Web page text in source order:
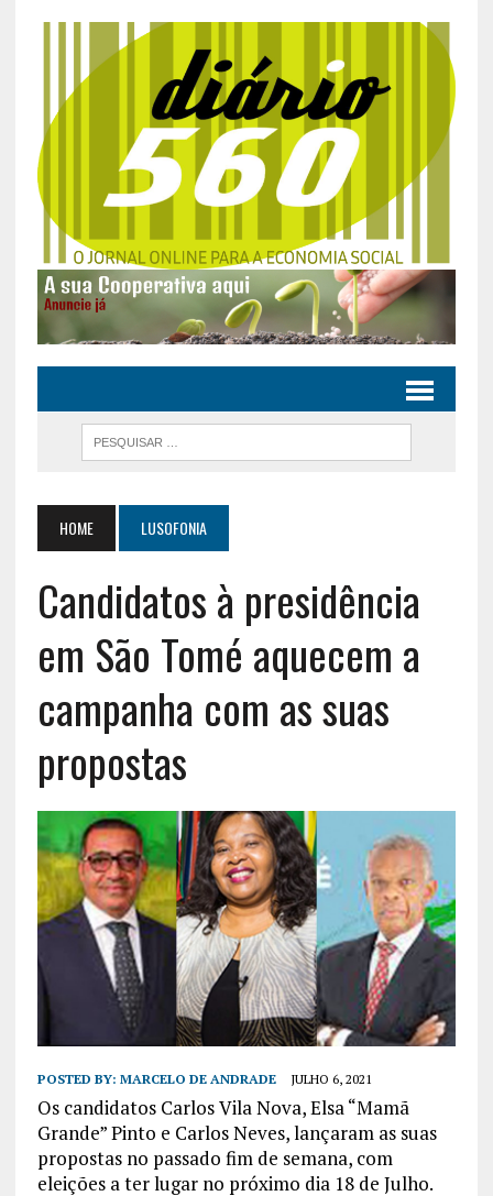
HOME LUSOFONIA
Candidatos à presidência
em São Tomé aquecem a
campanha com as suas
propostas
POSTED BY: MARCELO DE ANDRADE JULHO 6, 2021
Os candidatos Carlos Vila Nova, Elsa “Mamã
Grande” Pinto e Carlos Neves, lançaram as suas
propostas no passado fim de semana, com
eleições a ter lugar no próximo dia 18 de Julho.